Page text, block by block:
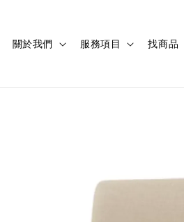
關於我們 服務項目 找商品